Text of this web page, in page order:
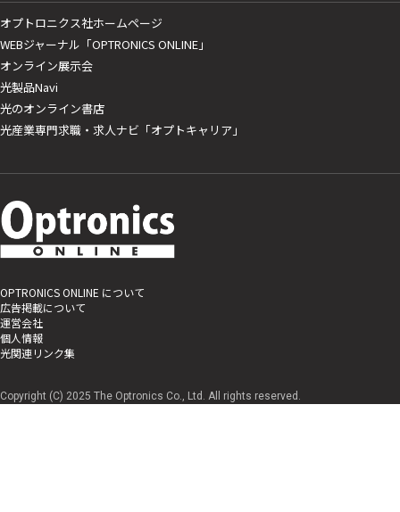
オプトロニクス社ホームページ
WEBジャーナル「OPTRONICS ONLINE」
オンライン展示会
光製品Navi
光のオンライン書店
光産業専門求職・求人ナビ「オプトキャリア」
OPTRONICS ONLINE について
広告掲載について
運営会社
個人情報
光関連リンク集
Copyright (C) 2025 The Optronics Co., Ltd. All rights reserved.